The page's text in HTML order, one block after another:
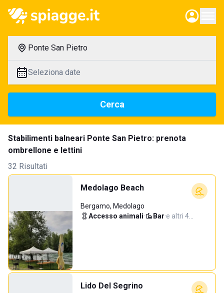
Ponte San Pietro
Seleziona date
Cerca
Stabilimenti balneari Ponte San Pietro: prenota
ombrellone e lettini
32 Risultati
Medolago Beach
Bergamo, Medolago
Accesso animali· Bar·e altri 4…
Lido Del Segrino